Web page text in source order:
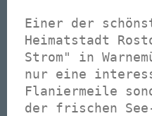
Einer der
Heimatstadt
Strom" in
nur eine
Flaniermeile
der frischen